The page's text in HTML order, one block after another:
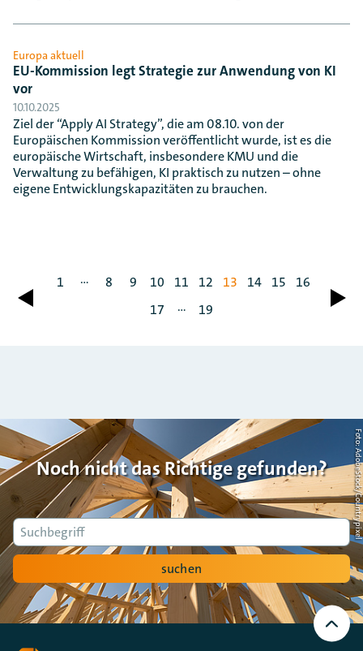
Europa aktuell
EU-Kommission legt Strategie zur Anwendung von KI
vor
10.10.2025
Ziel der “Apply AI Strategy”, die am 08.10. von der
Europäischen Kommission veröffentlicht wurde, ist es die
europäische Wirtschaft, insbesondere KMU und die
Verwaltung zu befähigen, KI praktisch zu nutzen – ohne
eigene Entwicklungskapazitäten zu brauchen.
zurück
1 ... 8 9 10 11 12 13 14 15
16
17
... 19 vor
Noch nicht das Richtige gefunden?
Suche
suchen
Foto: AdobeStock/Countrypixel
Nach
oben
Scrollen